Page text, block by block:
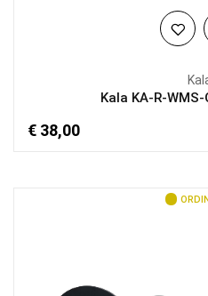
Kala KA-R-
€ 38,00